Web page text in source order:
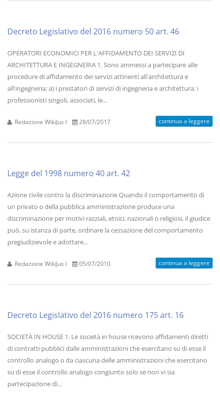
Decreto Legislativo del 2016 numero 50 art. 46
OPERATORI ECONOMICI PER L'AFFIDAMENTO DEI SERVIZI DI
ARCHITETTURA E INGEGNERIA 1. Sono ammessi a partecipare alle
procedure di affidamento dei servizi attinenti all'architettura e
all'ingegneria: a) i prestatori di servizi di ingegneria e architettura: i
professionisti singoli, associati, le...
Redazione WikiJus I 28/07/2017 continua a leggere
Legge del 1998 numero 40 art. 42
Azione civile contro la discriminazione Quando il comportamento di
un privato o della pubblica amministrazione produce una
discriminazione per motivi razziali, etnici, nazionali o religiosi, il giudice
può, su istanza di parte, ordinare la cessazione del comportamento
pregiudizievole e adottare...
Redazione WikiJus I 05/07/2010 continua a leggere
Decreto Legislativo del 2016 numero 175 art. 16
SOCIETÀ IN HOUSE 1. Le società in house ricevono affidamenti diretti
di contratti pubblici dalle amministrazioni che esercitano su di esse il
controllo analogo o da ciascuna delle amministrazioni che esercitano
su di esse il controllo analogo congiunto solo se non vi sia
partecipazione di...